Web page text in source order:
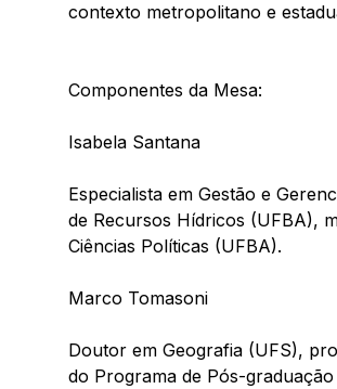
contexto metropolitano e
Componentes da Mesa:
Isabela Santana
Especialista em Gestão e
de Recursos Hídricos (UFBA),
Ciências Políticas (UFBA).
Marco Tomasoni
Doutor em Geografia (UFS),
do Programa de Pós-graduação